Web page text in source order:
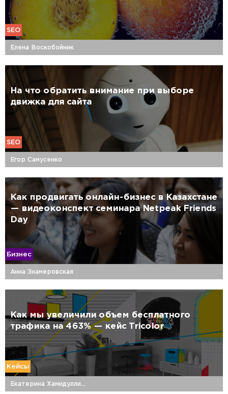
SEO
Елена Воскобойник
На что обратить внимание при выборе
движка для сайта
SEO
Егор Самусенко
Как продвигать онлайн-бизнес в Казахстане
— видеоконспект семинара Netpeak Friends
Day
Бизнес
Анна Знамеровская
Как мы увеличили объем бесплатного
трафика на 463% — кейс Tricolor
Кейсы
Екатерина Хамидуллина